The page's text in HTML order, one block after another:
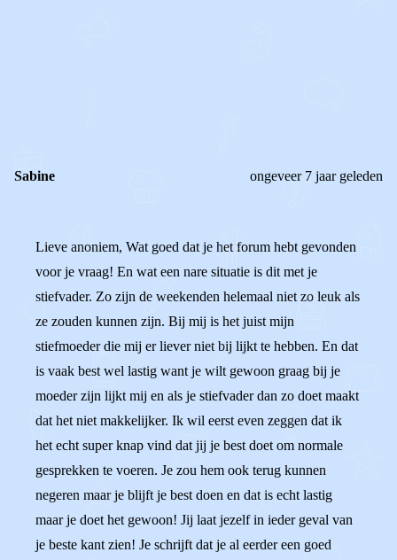
Sabine ongeveer 7 jaar geleden
Lieve anoniem, Wat goed dat je het forum hebt gevonden
voor je vraag! En wat een nare situatie is dit met je
stiefvader. Zo zijn de weekenden helemaal niet zo leuk als
ze zouden kunnen zijn. Bij mij is het juist mijn
stiefmoeder die mij er liever niet bij lijkt te hebben. En dat
is vaak best wel lastig want je wilt gewoon graag bij je
moeder zijn lijkt mij en als je stiefvader dan zo doet maakt
dat het niet makkelijker. Ik wil eerst even zeggen dat ik
het echt super knap vind dat jij je best doet om normale
gesprekken te voeren. Je zou hem ook terug kunnen
negeren maar je blijft je best doen en dat is echt lastig
maar je doet het gewoon! Jij laat jezelf in ieder geval van
je beste kant zien! Je schrijft dat je al eerder een goed